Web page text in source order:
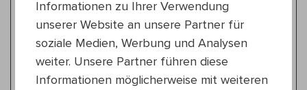
20:00 — 21:00
22., Schrödingerplatz
TOCUYITO
Catatumbo
Informationen zu Ihrer Verwendung
unserer Website an unsere Partner für
soziale Medien, Werbung und Analysen
weiter. Unsere Partner führen diese
Informationen möglicherweise mit weiteren